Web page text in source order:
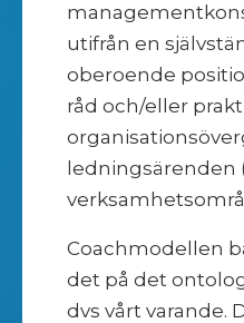
utifrån en
oberoende
råd och/eller
ledningsärenden
Coachmodellen
det på det
dvs vårt varande.